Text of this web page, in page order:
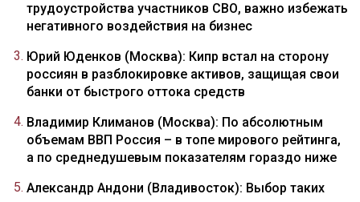
трудоустройства участников СВО, важно избежать
негативного воздействия на бизнес
Юрий Юденков (Москва): Кипр встал на сторону
россиян в разблокировке активов, защищая свои
банки от быстрого оттока средств
Владимир Климанов (Москва): По абсолютным
объемам ВВП Россия – в топе мирового рейтинга,
а по среднедушевым показателям гораздо ниже
Александр Андони (Владивосток): Выбор таких